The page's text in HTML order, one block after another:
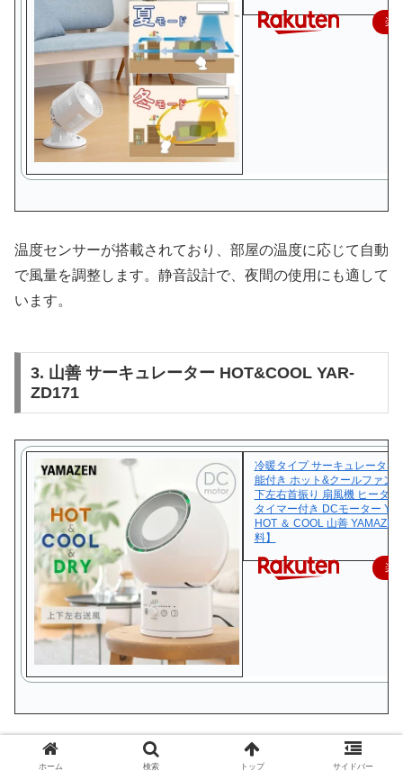
楽
温度センサーが搭載されており、部屋の温度に応じて自動
で風量を調整します。静音設計で、夜間の使用にも適して
います。
3. 山善 サーキュレーター HOT&COOL YAR-
ZD171
冷暖タイプ サーキュレーター
能付き ホット&クールファン
下左右首振り 扇風機 ヒーター
タイマー付き DCモーター
HOT ＆ COOL 山善
料】
楽
このモデルは、温風機能も搭載しており、冬場の部屋干し
ホーム 検索 トップ サイドバー